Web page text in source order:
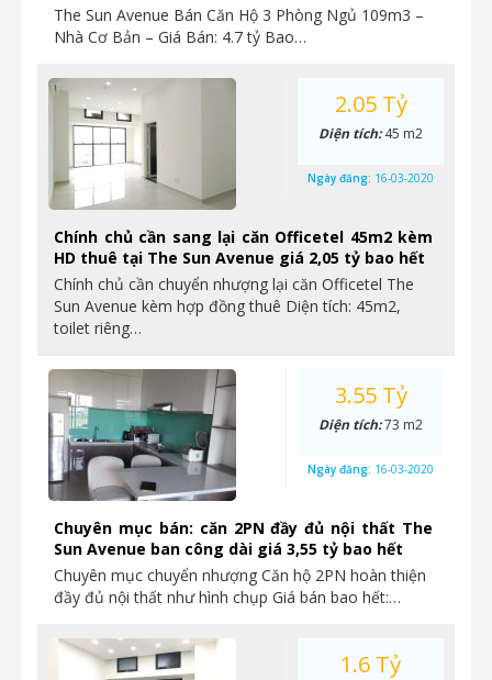
The Sun Avenue Bán Căn Hộ 3 Phòng Ngủ 109m3 –
Nhà Cơ Bản – Giá Bán: 4.7 tỷ Bao…
Chính chủ cần sang lại căn Officetel 45m2 kèm
HD thuê tại The Sun Avenue giá 2,05 tỷ bao hết
Chính chủ cần chuyển nhượng lại căn Officetel The
Sun Avenue kèm hợp đồng thuê Diện tích: 45m2,
toilet riêng…
2.05 Tỷ
Diện tích:45 m2
Ngày đăng: 16-03-2020
Chuyên mục bán: căn 2PN đầy đủ nội thất The
Sun Avenue ban công dài giá 3,55 tỷ bao hết
Chuyên mục chuyển nhượng Căn hộ 2PN hoàn thiện
đầy đủ nội thất như hình chụp Giá bán bao hết:…
3.55 Tỷ
Diện tích:73 m2
Ngày đăng: 16-03-2020
1.6 Tỷ